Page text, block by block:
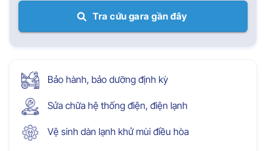
Tra cứu gara gần đây
Bảo hành, bảo dưỡng định kỳ
Sửa chữa hệ thống điện, điện lạnh
Vệ sinh dàn lạnh khử mùi điều hòa